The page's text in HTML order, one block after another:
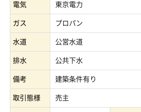
電気 東京電力
ガス プロパン
水道 公営水道
排水 公共下水
備考 建築条件有り
取引態様 売主